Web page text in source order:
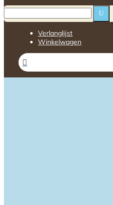
U
Verlanglijst
Winkelwagen
